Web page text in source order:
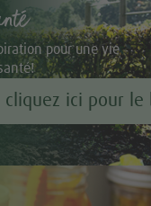
pour une vie
cliquez ici pour le